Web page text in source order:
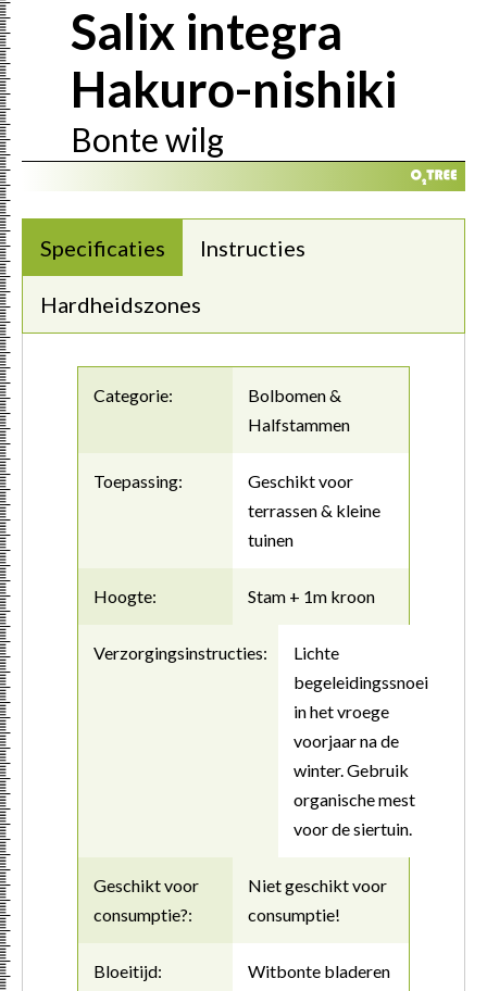
Salix integra
Hakuro-nishiki
Bonte wilg
Specificaties Instructies
Hardheidszones
Categorie:
Bolbomen &
Halfstammen
Toepassing:
Geschikt voor
terrassen & kleine
tuinen
Hoogte: Stam + 1m kroon
Verzorgingsinstructies:
Lichte
begeleidingssnoei
in het vroege
voorjaar na de
winter. Gebruik
organische mest
voor de siertuin.
Geschikt voor
consumptie?:
Niet geschikt voor
consumptie!
Bloeitijd:
Witbonte bladeren